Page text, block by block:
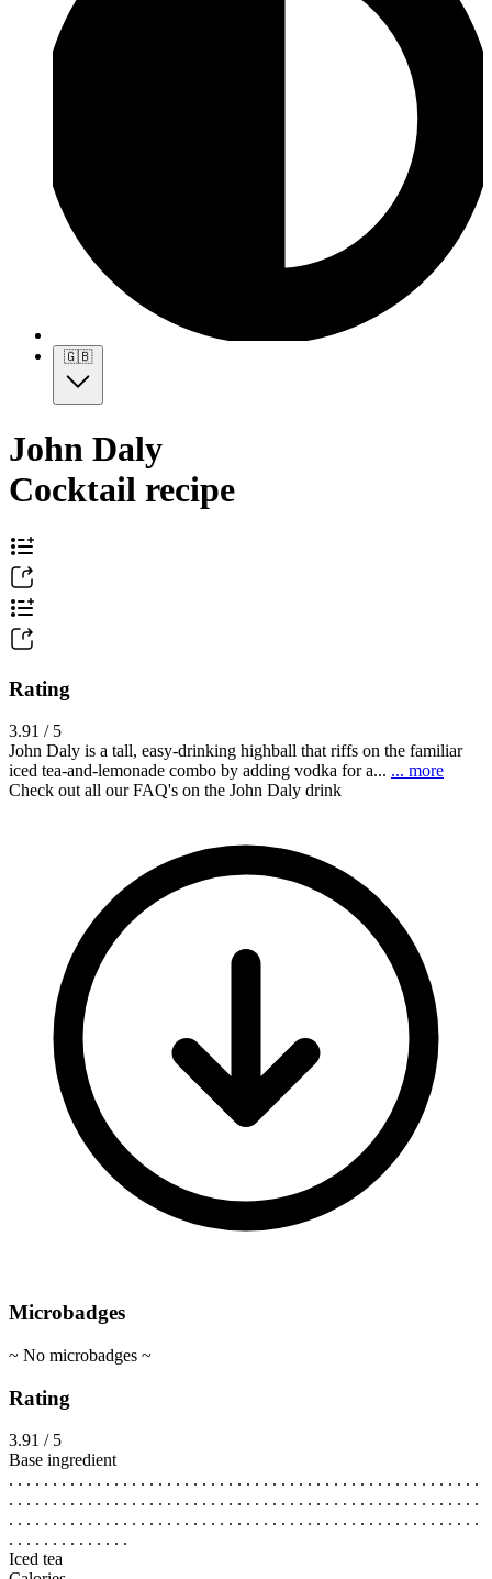
🇬🇧
John Daly
Cocktail recipe
Rating
3.91 / 5
John Daly is a tall, easy-drinking highball that riffs on the familiar
iced tea-and-lemonade combo by adding vodka for a... ... more
Check out all our FAQ's on the John Daly drink
Microbadges
~ No microbadges ~
Rating
3.91 / 5
Base ingredient
. . . . . . . . . . . . . . . . . . . . . . . . . . . . . . . . . . . . . . . . . . . . . . . . . . . . . .
. . . . . . . . . . . . . . . . . . . . . . . . . . . . . . . . . . . . . . . . . . . . . . . . . . . . . .
. . . . . . . . . . . . . . . . . . . . . . . . . . . . . . . . . . . . . . . . . . . . . . . . . . . . . .
. . . . . . . . . . . . . .
Iced tea